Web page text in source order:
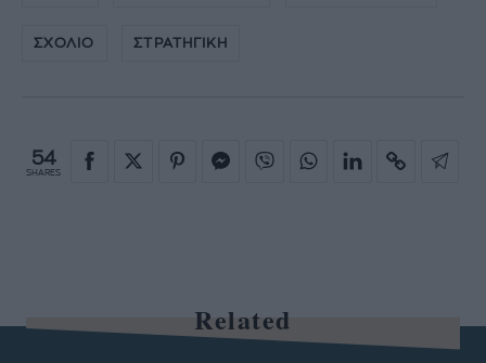
ΣΧΟΛΙΟ ΣΤΡΑΤΗΓΙΚΗ
54
SHARES
Related